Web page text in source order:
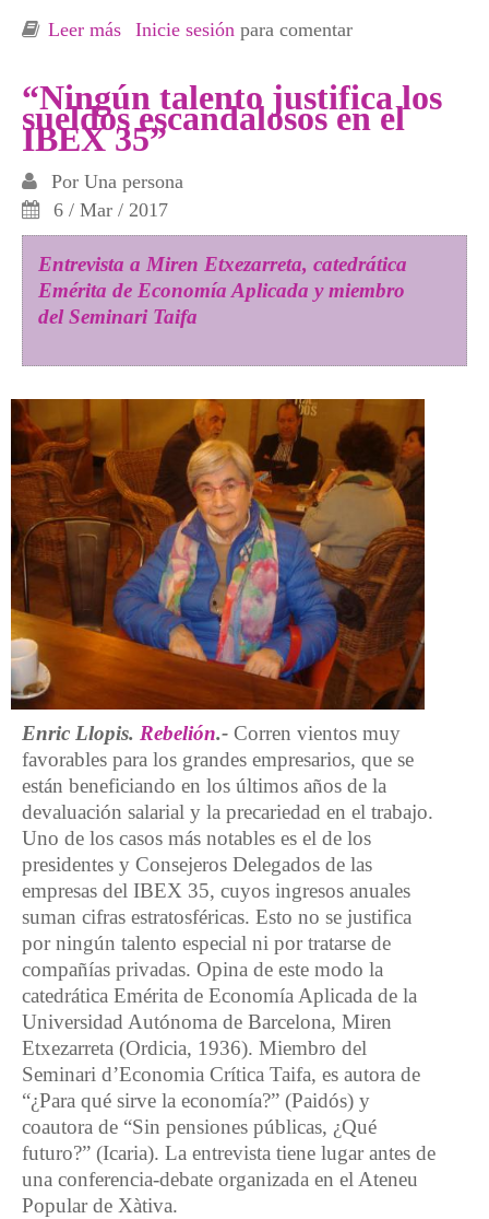
Leer más sobre Miren Etxezarreta en el programa de
para todos?
Inicie sesión para comentar
“Ningún talento justifica los
sueldos escandalosos en el
IBEX 35”
Por Una persona
6 / Mar / 2017
Entrevista a Miren Etxezarreta, catedrática
Emérita de Economía Aplicada y miembro
del Seminari Taifa
Enric Llopis. Rebelión.- Corren vientos muy
favorables para los grandes empresarios, que se
están beneficiando en los últimos años de la
devaluación salarial y la precariedad en el trabajo.
Uno de los casos más notables es el de los
presidentes y Consejeros Delegados de las
empresas del IBEX 35, cuyos ingresos anuales
suman cifras estratosféricas. Esto no se justifica
por ningún talento especial ni por tratarse de
compañías privadas. Opina de este modo la
catedrática Emérita de Economía Aplicada de la
Universidad Autónoma de Barcelona, Miren
Etxezarreta (Ordicia, 1936). Miembro del
Seminari d’Economia Crítica Taifa, es autora de
“¿Para qué sirve la economía?” (Paidós) y
coautora de “Sin pensiones públicas, ¿Qué
futuro?” (Icaria). La entrevista tiene lugar antes de
una conferencia-debate organizada en el Ateneu
Popular de Xàtiva.